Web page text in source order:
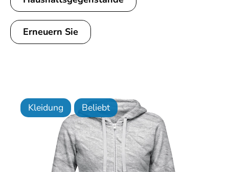
Erneuern Sie
Kleidung Beliebt